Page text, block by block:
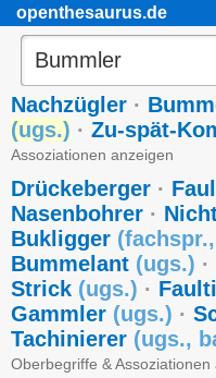
openthesaurus.de
Nachzügler ·
(ugs.) · Zu-spät-
Assoziationen anzeigen
Drückeberger ·
Nasenbohrer ·
Bukligger (fachspr.,
Bummelant (ugs.) ·
Strick (ugs.) ·
Gammler (ugs.) ·
Tachinierer (ugs.,
Oberbegriffe & Assoziationen